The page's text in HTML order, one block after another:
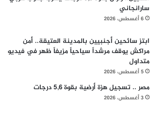
سارانجاني
6 أغسطس، 2026
ابتز سائحين أجنبيين بالمدينة العتيقة.. أمن
مراكش يوقف مرشداً سياحياً مزيفاً ظهر في فيديو
متداول
5 أغسطس، 2026
مصر .. تسجيل هزة أرضية بقوة 5,6 درجات
3 أغسطس، 2026